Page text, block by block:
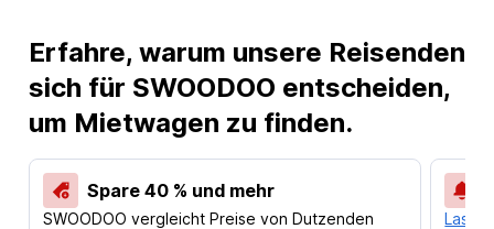
Erfahre, warum unsere Reisenden
sich für SWOODOO entscheiden,
um Mietwagen zu finden.
Spare 40 % und mehr
SWOODOO vergleicht Preise von Dutzenden
Lass